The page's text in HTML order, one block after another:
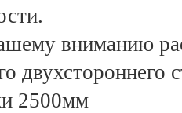
вниманию
2500мм